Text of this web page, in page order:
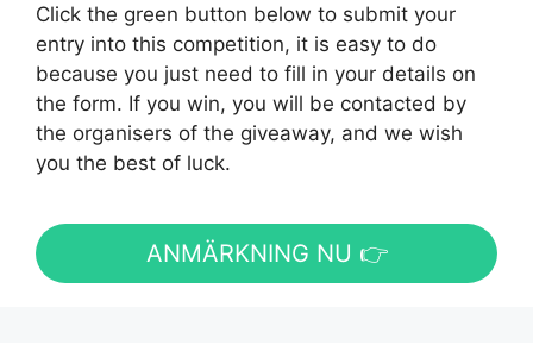
Click the green button below to submit your
entry into this competition, it is easy to do
because you just need to fill in your details on
the form. If you win, you will be contacted by
the organisers of the giveaway, and we wish
you the best of luck.
ANMÄRKNING NU 👉